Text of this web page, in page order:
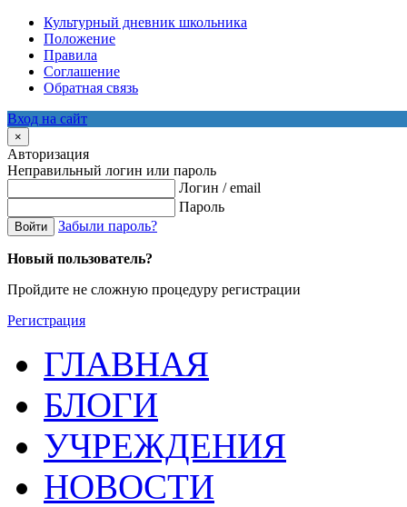
Культурный дневник школьника
Положение
Правила
Соглашение
Обратная связь
Вход на сайт
×
Авторизация
Неправильный логин или пароль
Логин / email
Пароль
Войти Забыли пароль?
Новый пользователь?
Пройдите не сложную процедуру регистрации
Регистрация
ГЛАВНАЯ
БЛОГИ
УЧРЕЖДЕНИЯ
НОВОСТИ